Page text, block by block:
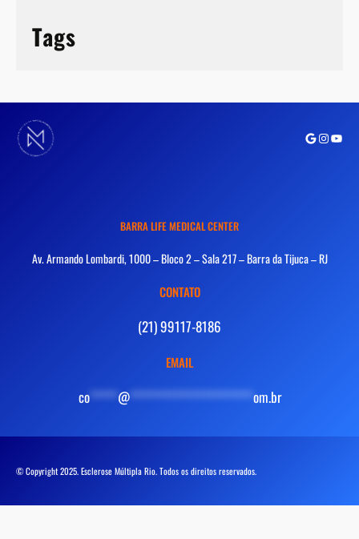
Tags
Google
BARRA LIFE MEDICAL CENTER
Av. Armando Lombardi, 1000 – Bloco 2 – Sala 217 – Barra da Tijuca – RJ
CONTATO
(21) 99117-8186
EMAIL
co*****@**********************om.br
© Copyright 2025. Esclerose Múltipla Rio. Todos os direitos reservados.